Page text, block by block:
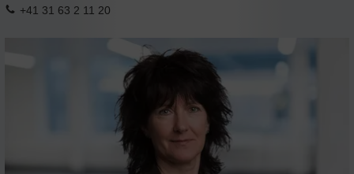
+41 31 63 2 11 20